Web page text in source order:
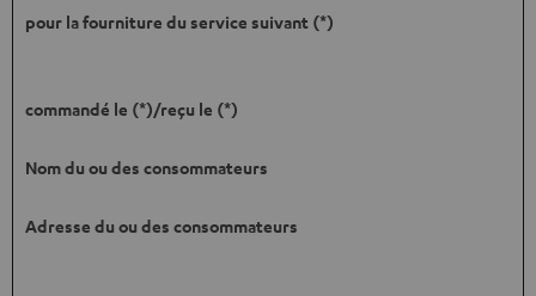
pour la fourniture du service suivant (*)
commandé le (*)/reçu le (*)
Nom du ou des consommateurs
Adresse du ou des consommateurs